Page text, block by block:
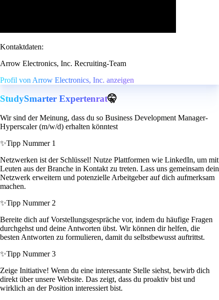
Kontaktdaten:
Arrow Electronics, Inc. Recruiting-Team
Profil von Arrow Electronics, Inc. anzeigen
StudySmarter Expertenrat🤫
Wir sind der Meinung, dass du so Business Development Manager-
Hyperscaler (m/w/d) erhalten könntest
✨Tipp Nummer 1
Netzwerken ist der Schlüssel! Nutze Plattformen wie LinkedIn, um mit
Leuten aus der Branche in Kontakt zu treten. Lass uns gemeinsam dein
Netzwerk erweitern und potenzielle Arbeitgeber auf dich aufmerksam
machen.
✨Tipp Nummer 2
Bereite dich auf Vorstellungsgespräche vor, indem du häufige Fragen
durchgehst und deine Antworten übst. Wir können dir helfen, die
besten Antworten zu formulieren, damit du selbstbewusst auftrittst.
✨Tipp Nummer 3
Zeige Initiative! Wenn du eine interessante Stelle siehst, bewirb dich
direkt über unsere Website. Das zeigt, dass du proaktiv bist und
wirklich an der Position interessiert bist.